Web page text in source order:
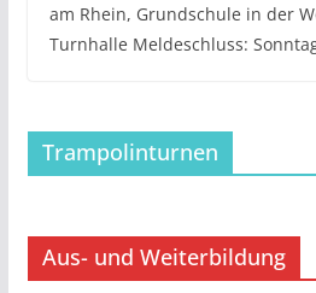
am Rhein, Grundschule in der
Turnhalle Meldeschluss:
Trampolinturnen
Aus- und Weiterbildung